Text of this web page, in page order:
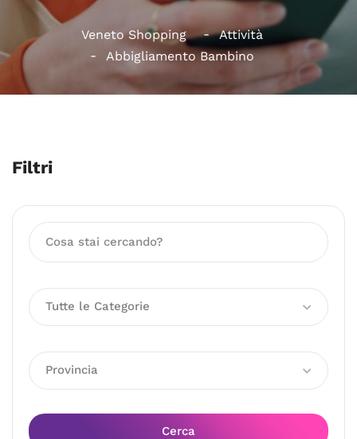
Veneto Shopping
Attività
Abbigliamento Bambino
Filtri
Tutte le Categorie
Provincia
Cerca